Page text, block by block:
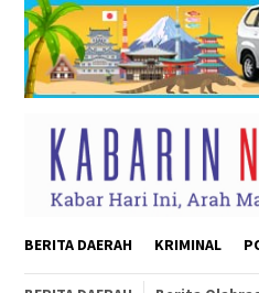
BERITA DAERAH KRIMINAL